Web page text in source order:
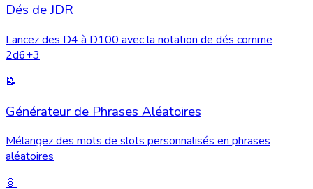
Dés de JDR
Lancez des D4 à D100 avec la notation de dés comme
2d6+3
📝
Générateur de Phrases Aléatoires
Mélangez des mots de slots personnalisés en phrases
aléatoires
🏮